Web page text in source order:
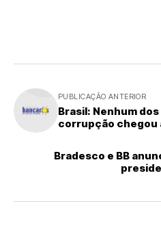
PUBLICAÇÃO ANTERIOR
Brasil: Nenhum
corrupção chegou
Bradesco e BB